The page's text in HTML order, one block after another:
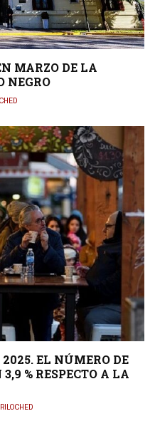
MARZO DE LA
NEGRO
EL NÚMERO DE
% RESPECTO A LA